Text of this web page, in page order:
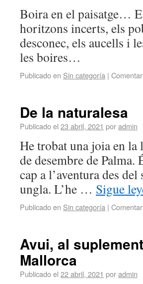
Boira en el paisatge…
horitzons incerts, els
desconec, els aucells i
les boires…
Publicado en Sin categoría |
De la naturalesa
Publicado el 23 abril, 2021 poradmin
He trobat una joia en
de desembre de
cap a l’aventura des
ungla. L’he … Sigue
Publicado en Sin categoría |
Avui, al
Mallorca
Publicado el 22 abril, 2021 poradmin